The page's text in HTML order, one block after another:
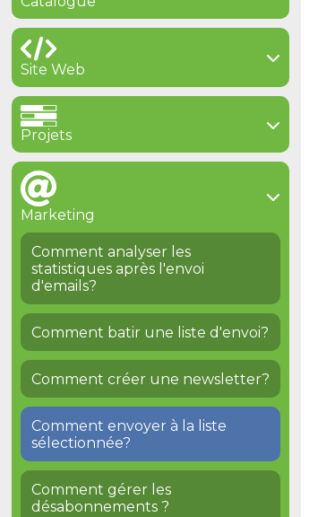
Site Web
Projets
Marketing
Comment analyser les
statistiques après l'envoi
d'emails?
Comment batir une liste d'envoi?
Comment créer une newsletter?
Comment envoyer à la liste
sélectionnée?
Comment gérer les
désabonnements ?